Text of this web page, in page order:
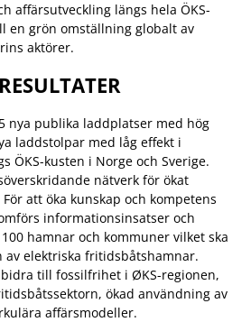
affärsutveckling längs hela ÖKS-
en grön omställning globalt av
aktörer.
nya publika laddplatser med hög
laddstolpar med låg effekt i
ÖKS-kusten i Norge och Sverige.
nätverk för ökat
att öka kunskap och kompetens
informationsinsatser och
hamnar och kommuner vilket ska
elektriska fritidsbåtshamnar.
till fossilfrihet i ØKS-regionen,
ökad användning av
affärsmodeller.